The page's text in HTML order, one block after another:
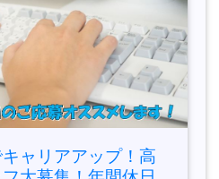
キャリアアップ！高